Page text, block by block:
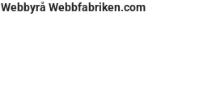
Webbyrå Webbfabriken.com